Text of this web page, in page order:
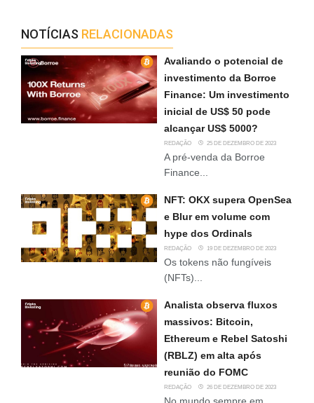
NOTÍCIAS RELACIONADAS
Avaliando o potencial de
investimento da Borroe
Finance: Um investimento
inicial de US$ 50 pode
alcançar US$ 5000?
REDAÇÃO 25 DE DEZEMBRO DE 2023
A pré-venda da Borroe
Finance...
NFT: OKX supera OpenSea
e Blur em volume com
hype dos Ordinals
REDAÇÃO 19 DE DEZEMBRO DE 2023
Os tokens não fungíveis
(NFTs)...
Analista observa fluxos
massivos: Bitcoin,
Ethereum e Rebel Satoshi
(RBLZ) em alta após
reunião do FOMC
REDAÇÃO 26 DE DEZEMBRO DE 2023